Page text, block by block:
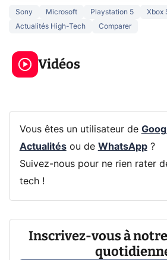
Sony Microsoft Playstation 5
Xbox
Actualités High-Tech
Comparer
Vidéos
5 générations de
jeux dans la
prochaine Xbox !
Vous êtes un utilisateur de
Actualitésou de WhatsApp?
Suivez-nous pour ne rien rater
tech !
Inscrivez-vous à